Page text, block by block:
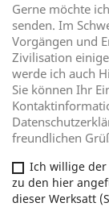
Gerne möchte
senden. Im
Vorgängen und
Zivilisation
werde ich auch
Sie können Ihr
freundlichen
Ich willige der
zu den hier
dieser Werksatt